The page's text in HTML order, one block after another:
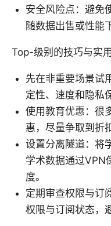
安全风险点：避免
随数据出售或性能
Top-级别的技巧与实
先在非重要场景试
定性、速度和隐私
使用教育优惠：很
惠，尽量争取到折
设置分离隧道：将
学术数据通过VPN
度。
定期审查权限与订
权限与订阅状态，